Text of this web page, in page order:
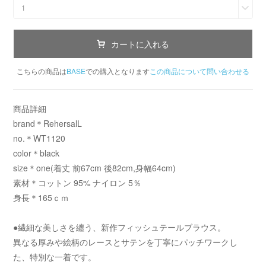
1
カートに入れる
こちらの商品はBASEでの購入となります この商品について問い合わせる
商品詳細
brand＊RehersalL
no.＊WT1120
color＊black
size＊one(着丈 前67cm 後82cm,身幅64cm)
素材＊コットン 95% ナイロン 5％
身長＊165ｃｍ
●繊細な美しさを纏う、新作フィッシュテールブラウス。
異なる厚みや絵柄のレースとサテンを丁寧にパッチワークし
た、特別な一着です。